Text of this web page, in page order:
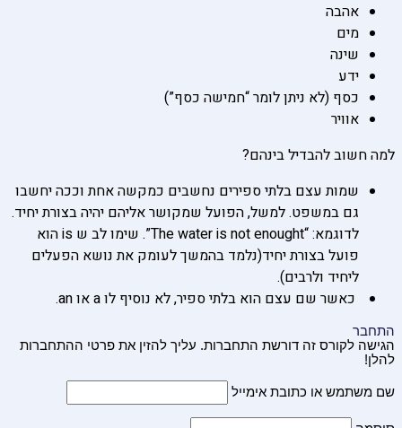
אהבה
מים
שינה
ידע
כסף (לא ניתן לומר “חמישה כסף”)
אוויר
למה חשוב להבדיל בינהם?
שמות עצם בלתי ספירים נחשבים כמקשה אחת וככה יחשבו
גם במשפט. למשל, הפועל שמקושר אליהם יהיה בצורת יחיד.
לדוגמא:
“The water is not enought”. שימו לב ש is הוא
פועל בצורת יחיד(נלמד בהמשך לעומק את נושא הפעלים
ליחיד ולרבים).
כאשר שם עצם הוא בלתי ספיר, לא נוסיף לו a או an.
התחבר
הגישה לקורס זה דורשת התחברות. עליך להזין את פרטי ההתחברות
להלן!
שם משתמש או כתובת אימייל